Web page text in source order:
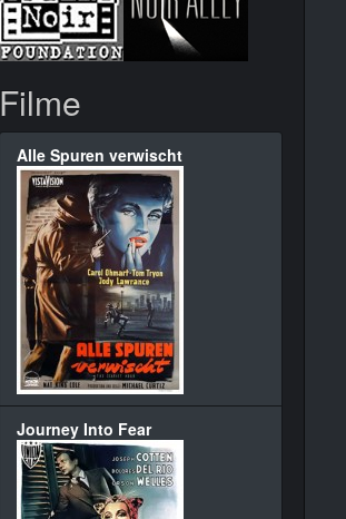
Filme
Alle Spuren verwischt
Journey Into Fear